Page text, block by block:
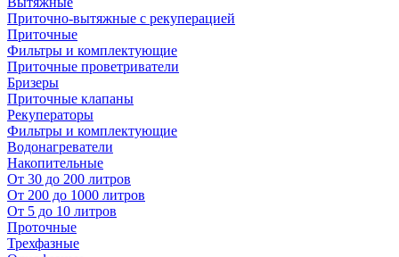
Приточно-вытяжные с рекуперацией
Приточные
Фильтры и комплектующие
Приточные проветриватели
Бризеры
Приточные клапаны
Рекуператоры
Фильтры и комплектующие
Водонагреватели
Накопительные
От 30 до 200 литров
От 200 до 1000 литров
От 5 до 10 литров
Проточные
Трехфазные